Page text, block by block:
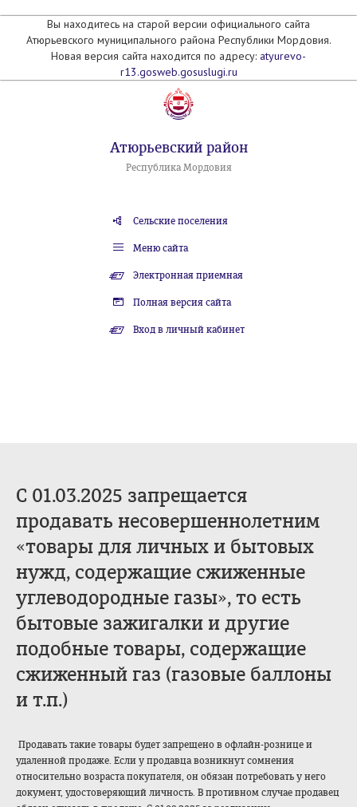
Вы находитесь на старой версии официального сайта
Атюрьевского муниципального района Республики Мордовия.
Новая версия сайта находится по адресу: atyurevo-
r13.gosweb.gosuslugi.ru
Атюрьевский район
Республика Мордовия
Сельские поселения
Меню сайта
Электронная приемная
Полная версия сайта
Вход в личный кабинет
С 01.03.2025 запрещается
продавать несовершеннолетним
«товары для личных и бытовых
нужд, содержащие сжиженные
углеводородные газы», то есть
бытовые зажигалки и другие
подобные товары, содержащие
сжиженный газ (газовые баллоны
и т.п.)
Продавать такие товары будет запрещено в офлайн-рознице и
удаленной продаже. Если у продавца возникнут сомнения
относительно возраста покупателя, он обязан потребовать у него
документ, удостоверяющий личность. В противном случае продавец